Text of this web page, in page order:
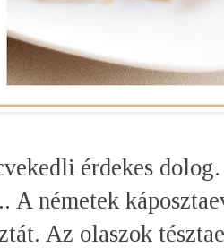
érdekes
A németek
Az olaszok